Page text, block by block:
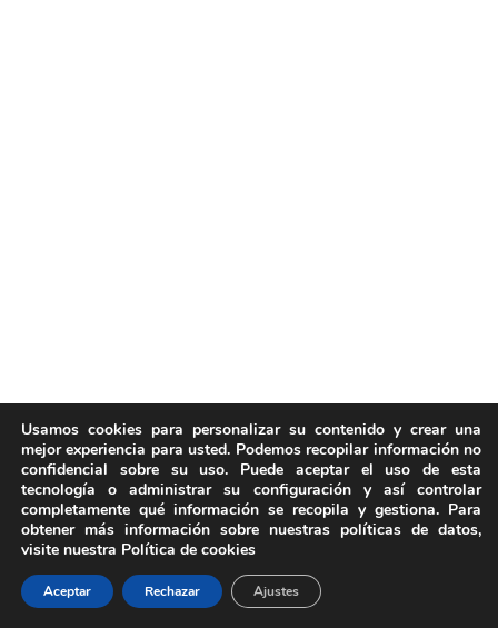
Usamos cookies para personalizar su contenido y crear una
mejor experiencia para usted. Podemos recopilar información no
confidencial sobre su uso. Puede aceptar el uso de esta
tecnología o administrar su configuración y así controlar
completamente qué información se recopila y gestiona. Para
obtener más información sobre nuestras políticas de datos,
visite nuestra Política de cookies
Aceptar Rechazar Ajustes